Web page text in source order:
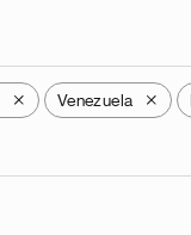
X Venezuela X